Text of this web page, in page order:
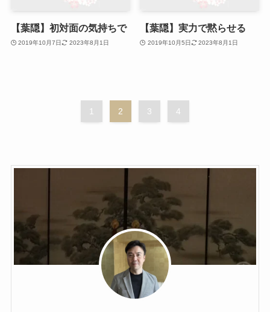
【葉隠】初対面の気持ちで
2019年10月7日 2023年8月1日
【葉隠】実力で黙らせる
2019年10月5日 2023年8月1日
1 2 3 4